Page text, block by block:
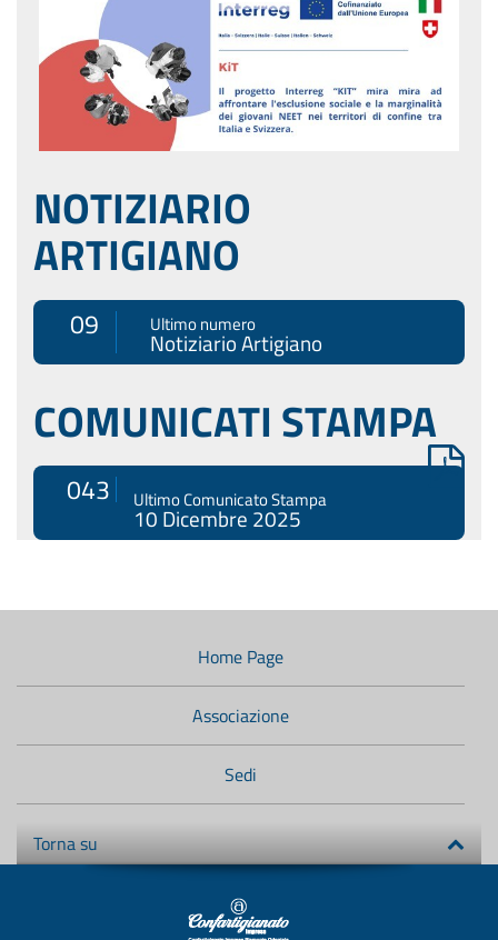
NOTIZIARIO
ARTIGIANO
09 Ultimo numero
Notiziario Artigiano
COMUNICATI STAMPA
043 Ultimo Comunicato Stampa
10 Dicembre 2025
Menù
Home Page
Associazione
Sedi
Torna su